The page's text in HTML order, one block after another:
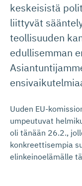
keskeisistä
liittyvät
teollisuuden
edullisemman
Uuden EU-
umpeutuvat
oli tänään 26.2.,
konkreettisempia
elinkeinoelämälle